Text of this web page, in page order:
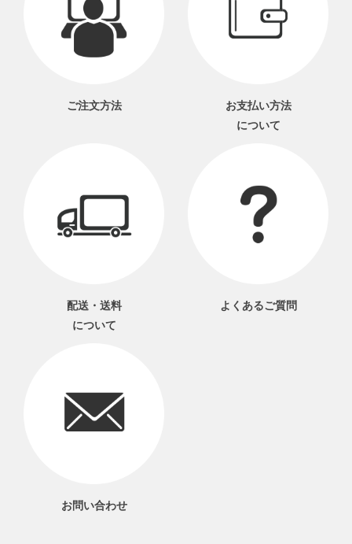
ご注文方法
お支払い方法
について
配送・送料
について
よくあるご質問
お問い合わせ